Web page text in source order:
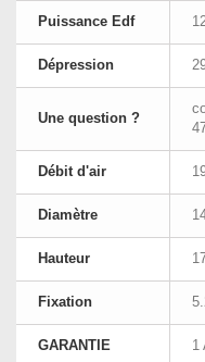
Puissance Edf
Dépression
Une question ?
Débit d'air
Diamètre
Hauteur
Fixation
GARANTIE 1